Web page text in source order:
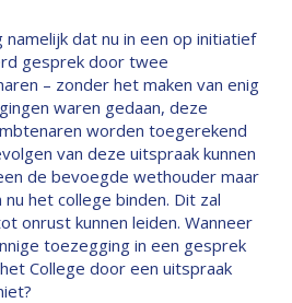
dat nu in een op initiatief
gesprek door twee
– zonder het maken van enig
waren gedaan, deze
worden toegerekend
van deze uitspraak kunnen
de bevoegde wethouder maar
het college binden. Dit zal
onrust kunnen leiden. Wanneer
toezegging in een gesprek
College door een uitspraak